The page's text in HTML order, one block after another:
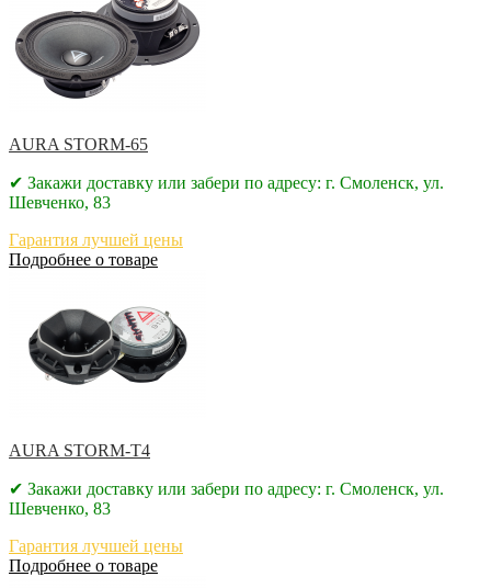
AURA STORM-65
✔ Закажи доставку или забери по адресу: г. Смоленск, ул.
Шевченко, 83
Гарантия лучшей цены
Подробнее о товаре
AURA STORM-T4
✔ Закажи доставку или забери по адресу: г. Смоленск, ул.
Шевченко, 83
Гарантия лучшей цены
Подробнее о товаре